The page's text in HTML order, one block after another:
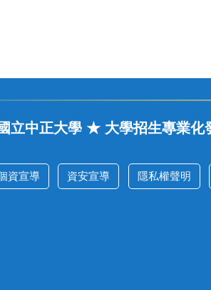
立中正大學 ★ 大學招生專業
資宣導 資安宣導 隱私權聲明